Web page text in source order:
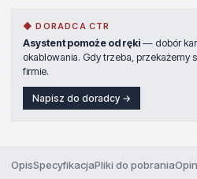
◆ DORADCA CTR
Asystent pomoże od ręki — dobór
okablowania. Gdy trzeba, przekażemy
firmie.
Napisz do doradcy →
OpisSpecyfikacjaPliki do pobrania